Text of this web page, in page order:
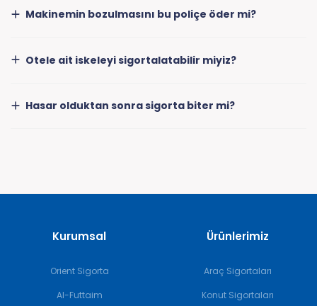
Makinemin bozulmasını bu poliçe öder mi?
Otele ait iskeleyi sigortalatabilir miyiz?
Hasar olduktan sonra sigorta biter mi?
Kurumsal
Orient Sigorta
Al-Futtaim
Ürünlerimiz
Araç Sigortaları
Konut Sigortaları